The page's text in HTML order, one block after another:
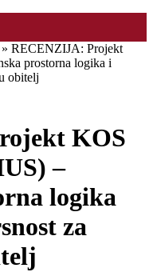
» RECENZIJA: Projekt
prostorna logika i
obitelj
KOS
–
logika
za